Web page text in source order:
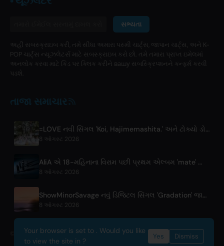
સભ્યતા
અહીં સબસ્ક્રાઇબ કરી, તમે સીધા અમારા પસ્મી ચાર્ટ્સ, જાપાન ચાર્ટ્સ, અને K-
POP ચાર્ટ્સ ન્યૂઝલેટર્સ માટે સબસ્ક્રાઇબ કરો છો. તમે તમારા પ્રાપ્ત ઇમેલમાં
અનલોક કરવા માટે કિડ પર ક્લિક કરીને вашу સબસ્ક્રિપ્શનને કન્ફર્મ કરવી
પડશે.
તાજા સમાચાર
=LOVE નવી સિંગલ 'Koi, Hajimemashita.' અને ટોક્યો ડોમ કોન્સર્ટ્સની જાહેરાત કરે છે
8 ઑગસ્ટ 2026
AliA એ 18-મહિનાના વિરામ પછી પ્રથમ એલ્બમ 'mate' જારી કર્યું, નવેમ્બર 2026માં ટોક્યોમાં લાઇવ શોની જાહેરાત
8 ઑગસ્ટ 2026
ShowMinorSavage નવું ડિજિટલ સિંગલ 'Gradation' જાહેર કરે છે
8 ઑગસ્ટ 2026
© 2026 OnlyHit. All rights reserved. - Metadata provided byACRCloud
Your browser is set to . Would you like
to view the site in ?
Yes Dismiss